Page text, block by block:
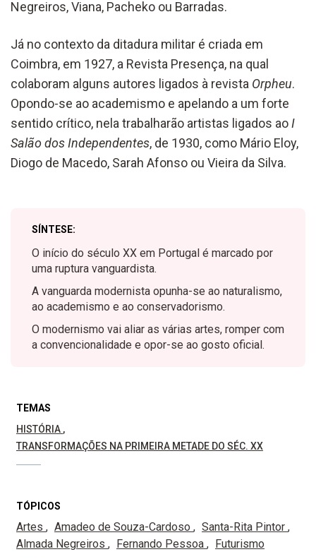
Negreiros, Viana, Pacheko ou Barradas.
Já no contexto da ditadura militar é criada em
Coimbra, em 1927, a Revista Presença, na qual
colaboram alguns autores ligados à revista Orpheu.
Opondo-se ao academismo e apelando a um forte
sentido crítico, nela trabalharão artistas ligados aoI
Salão dos Independentes, de 1930, como Mário Eloy,
Diogo de Macedo, Sarah Afonso ou Vieira da Silva.
SÍNTESE:
O início do século XX em Portugal é marcado por
uma ruptura vanguardista.
A vanguarda modernista opunha-se ao naturalismo,
ao academismo e ao conservadorismo.
O modernismo vai aliar as várias artes, romper com
a convencionalidade e opor-se ao gosto oficial.
TEMAS
HISTÓRIA
TRANSFORMAÇÕES NA PRIMEIRA METADE DO SÉC. XX
TÓPICOS
Artes Amadeo de Souza-Cardoso
Santa-Rita Pintor
Almada Negreiros
Fernando Pessoa Futurismo